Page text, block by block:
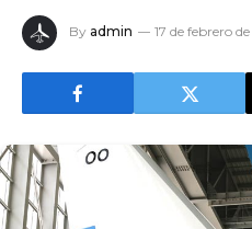
By admin 17 de febrero